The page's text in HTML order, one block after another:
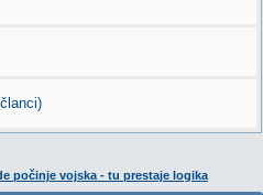
počinje vojska - tu prestaje logika